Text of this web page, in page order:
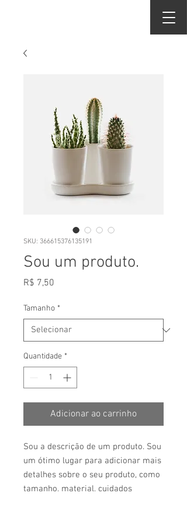
SKU: 366615376135191
Sou um produto.
R$ 7,50
Tamanho *
Quantidade *
Adicionar ao carrinho
Sou a descrição de um produto. Sou
um ótimo lugar para adicionar mais
detalhes sobre o seu produto, como
tamanho, material, cuidados